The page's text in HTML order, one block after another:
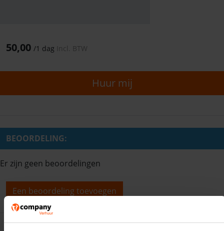
50,00 /1 dag Incl. BTW
Huur mij
BEOORDELING:
Er zijn geen beoordelingen
Een beoordeling toevoegen